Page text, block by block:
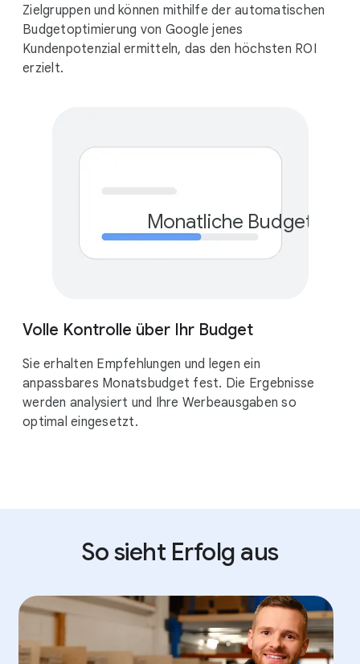
Zielgruppen und können mithilfe der automatischen
Budgetoptimierung von Google jenes
Kundenpotenzial ermitteln, das den höchsten ROI
erzielt.
Monatliche
Volle Kontrolle über Ihr Budget
Sie erhalten Empfehlungen und legen ein
anpassbares Monatsbudget fest. Die Ergebnisse
werden analysiert und Ihre Werbeausgaben so
optimal eingesetzt.
So sieht Erfolg aus